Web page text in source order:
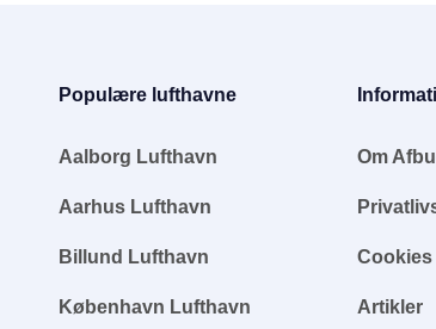
Populære lufthavne
Aalborg Lufthavn
Aarhus Lufthavn
Billund Lufthavn
København Lufthavn
Om
Cookies
Artikler